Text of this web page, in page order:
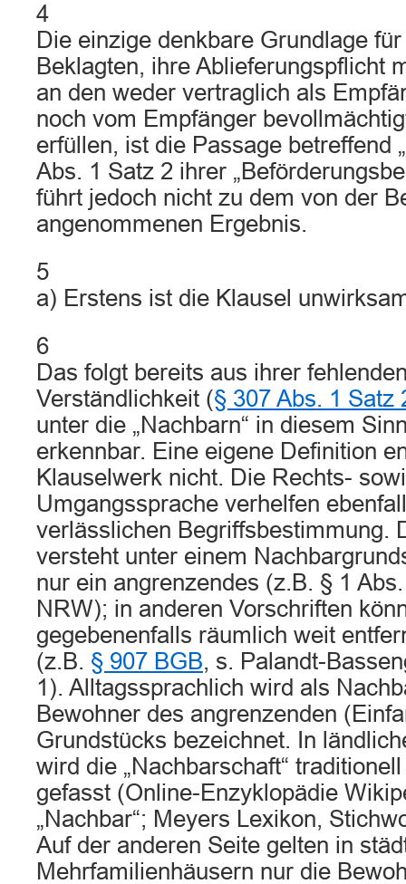
4
Die einzige denkbare Grundlage
Beklagten, ihre Ablieferungspflicht
an den weder vertraglich als
noch vom Empfänger
erfüllen, ist die Passage betreffend
Abs. 1 Satz 2 ihrer
führt jedoch nicht zu dem von der
angenommenen Ergebnis.
5
a) Erstens ist die Klausel
6
Das folgt bereits aus ihrer
Verständlichkeit (§ 307 Abs. 1 Satz
unter die „Nachbarn“ in diesem
erkennbar. Eine eigene Definition
Klauselwerk nicht. Die Rechts-
Umgangssprache verhelfen
verlässlichen Begriffsbestimmung.
versteht unter einem
nur ein angrenzendes (z.B. § 1
NRW); in anderen Vorschriften
gegebenenfalls räumlich weit
(z.B. § 907 BGB, s. Palandt-
1). Alltagssprachlich wird als
Bewohner des angrenzenden
Grundstücks bezeichnet. In
wird die „Nachbarschaft“
gefasst (Online-Enzyklopädie
„Nachbar“; Meyers Lexikon,
Auf der anderen Seite gelten in
Mehrfamilienhäusern nur die